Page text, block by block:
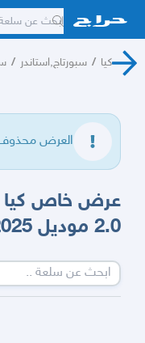
كيا / سبورتاج,استاندر /
العرض
عرض خاص كيا
2.0 موديل 2025 بطاقه جمركيه